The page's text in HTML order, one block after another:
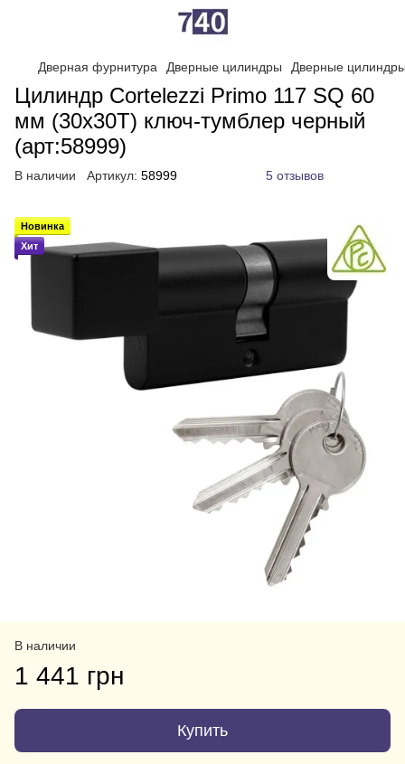
Дверная фурнитура Дверные цилиндры Дверные
Цилиндр Cortelezzi Primo 117 SQ 60
мм (30x30T) ключ-тумблер черный
(арт:58999)
В наличии Артикул: 58999 5 отзывов
Новинка
Хит
В наличии
1 441 грн
Купить